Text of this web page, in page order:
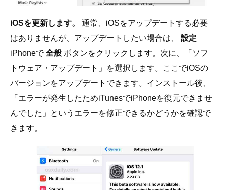
iOSを更新します。
通常、iOSをアップデートする必要
はありませんが、アップデートしたい場合は、 設定
iPhoneで全般 ボタンをクリックします。次に、「ソフ
トウェア・アップデート」を選択します。ここでiOSの
バージョンをアップデートできます。インストール後、
「エラーが発生したためiTunesでiPhoneを復元できませ
んでした」というエラーを修正できるかどうかを確認で
きます。